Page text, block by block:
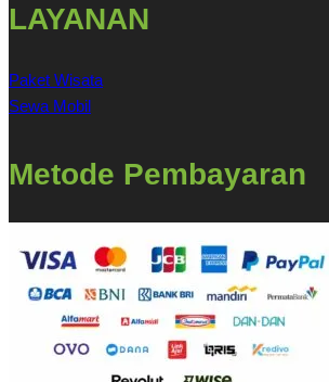
LAYANAN
Paket Wisata
Sewa Mobil
Metode Pembayaran